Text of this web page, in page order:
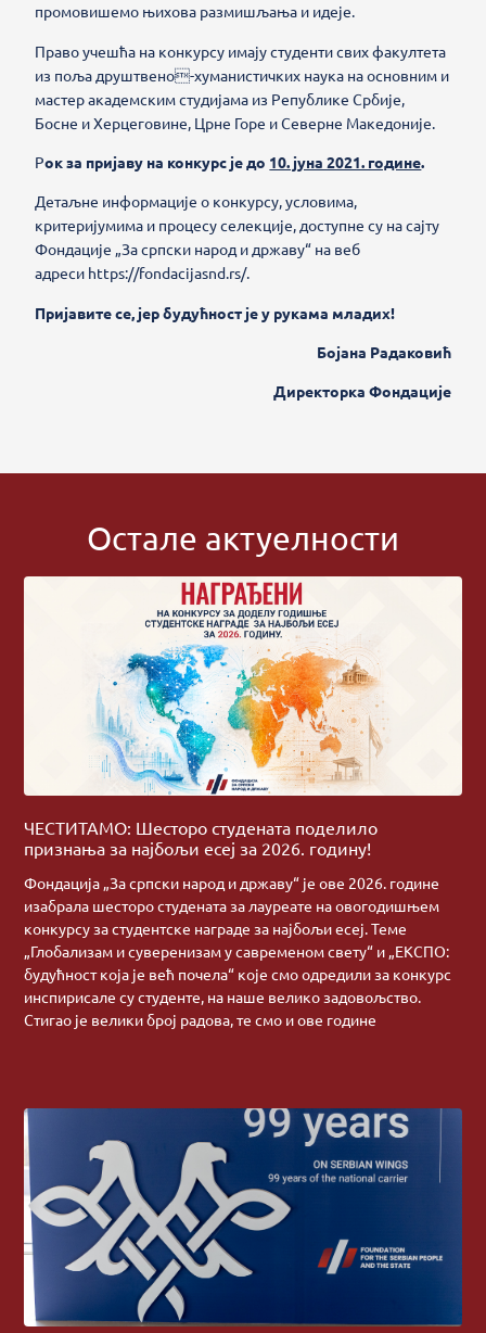
промовишемо њихова размишљања и идеје.
Право учешћа на конкурсу имају студенти свих факултета
из поља друштвено-хуманистичких наука на основним и
мастер академским студијама из Републике Србије,
Босне и Херцеговине, Црне Горе и Северне Македоније.
Рок за пријаву на конкурс је до 10. јуна 2021. године.
Детаљне информације о конкурсу, условима,
критеријумима и процесу селекције, доступне су на сајту
Фондације „За српски народ и државу“ на веб
адреси https://fondacijasnd.rs/.
Пријавите се, јер будућност је у рукама младих!
Бојана Радаковић
Директорка Фондације
Остале актуелности
ЧЕСТИТАМО: Шесторо студената поделило
признања за најбољи есеј за 2026. годину!
Фондација „За српски народ и државу“ је ове 2026. године
изабрала шесторо студената за лауреате на овогодишњем
конкурсу за студентске награде за најбољи есеј. Теме
„Глобализам и суверенизам у савременом свету“ и „ЕКСПО:
будућност која је већ почела“ које смо одредили за конкурс
инспирисале су студенте, на наше велико задовољство.
Стигао је велики број радова, те смо и ове године